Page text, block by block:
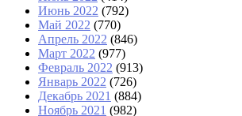
Июнь 2022 (792)
Май 2022 (770)
Апрель 2022 (846)
Март 2022 (977)
Февраль 2022 (913)
Январь 2022 (726)
Декабрь 2021 (884)
Ноябрь 2021 (982)